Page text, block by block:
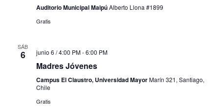
Auditorio Municipal MaipúAlberto Llona #1899
Gratis
SÁB
6 junio 6 / 4:00 PM-6:00 PM
Madres Jóvenes
Campus El Claustro, Universidad MayorMarín 321, Santiago,
Chile
Gratis